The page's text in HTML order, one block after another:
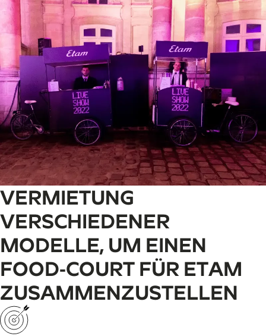
VERMIETUNG
VERSCHIEDENER
MODELLE, UM EINEN
FOOD-COURT FÜR ETAM
ZUSAMMENZUSTELLEN